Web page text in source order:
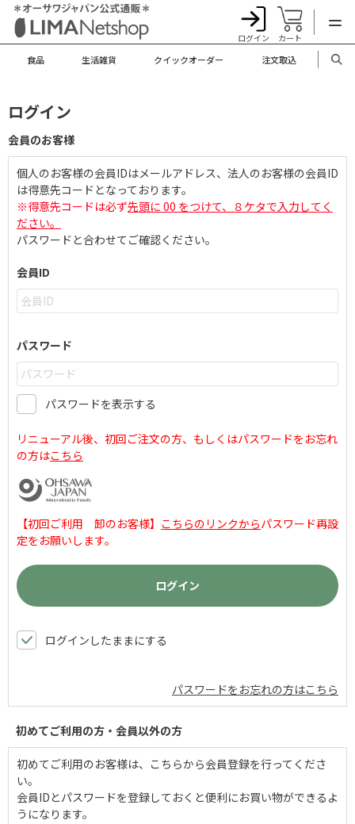
ログイン カート
食品 生活雑貨 クイックオーダー 注文取込
ログイン
会員のお客様
個人のお客様の会員IDはメールアドレス、法人のお客様の会員ID
は得意先コードとなっております。
※得意先コードは必ず先頭に 00 をつけて、８ケタで入力してく
ださい。
パスワードと合わせてご確認ください。
会員ID
パスワード
パスワードを表示する
リニューアル後、初回ご注文の方、もしくはパスワードをお忘れ
の方はこちら
【初回ご利用 卸のお客様】 こちらのリンクからパスワード再設
定をお願いします。
ログインしたままにする
パスワードをお忘れの方はこちら
初めてご利用の方・会員以外の方
初めてご利用のお客様は、こちらから会員登録を行ってくださ
い。
会員IDとパスワードを登録しておくと便利にお買い物ができるよ
うになります。